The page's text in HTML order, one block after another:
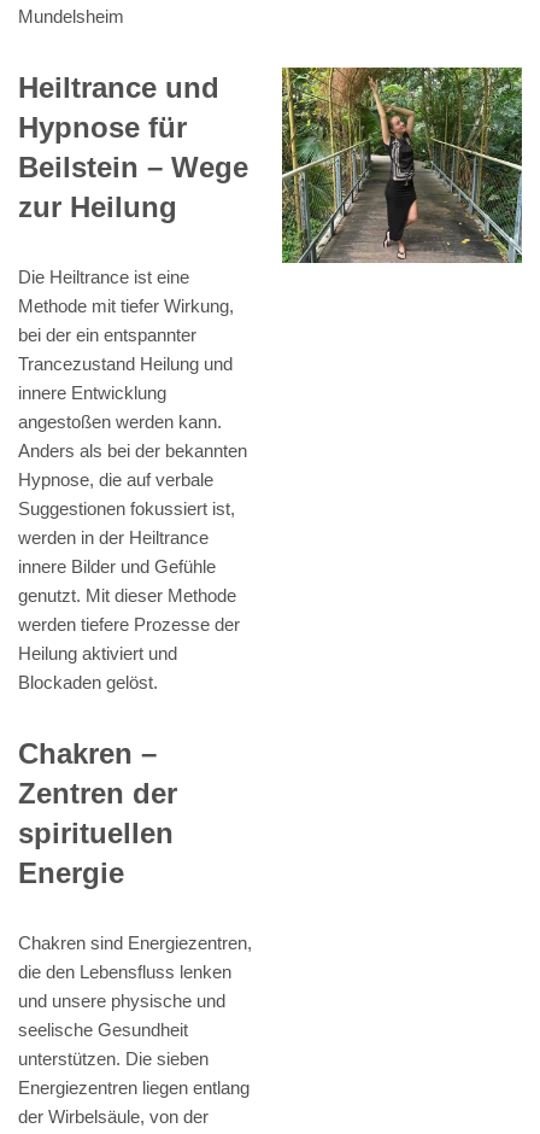
Mundelsheim
Heiltrance und
Hypnose für
Beilstein – Wege
zur Heilung
Die Heiltrance ist eine
Methode mit tiefer Wirkung,
bei der ein entspannter
Trancezustand Heilung und
innere Entwicklung
angestoßen werden kann.
Anders als bei der bekannten
Hypnose, die auf verbale
Suggestionen fokussiert ist,
werden in der Heiltrance
innere Bilder und Gefühle
genutzt. Mit dieser Methode
werden tiefere Prozesse der
Heilung aktiviert und
Blockaden gelöst.
Chakren –
Zentren der
spirituellen
Energie
Chakren sind Energiezentren,
die den Lebensfluss lenken
und unsere physische und
seelische Gesundheit
unterstützen. Die sieben
Energiezentren liegen entlang
der Wirbelsäule, von der